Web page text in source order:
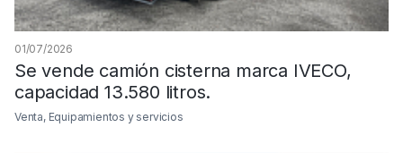
01/07/2026
Se vende camión cisterna marca IVECO,
capacidad 13.580 litros.
Venta, Equipamientos y servicios